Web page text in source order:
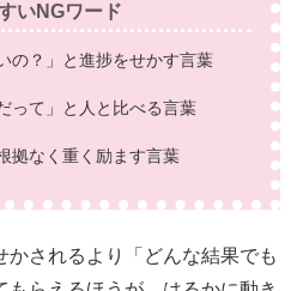
いNGワード
の？」と進捗をせかす言葉
って」と人と比べる言葉
拠なく重く励ます言葉
かされるより「どんな結果でも